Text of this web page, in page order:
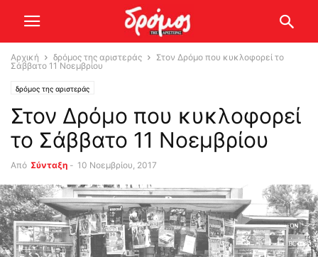
Αρχική δρόμος της αριστεράς
Στον Δρόμο που κυκλοφορεί το
Σάββατο 11 Νοεμβρίου
δρόμος της αριστεράς
Στον Δρόμο που κυκλοφορεί
το Σάββατο 11 Νοεμβρίου
Από Σύνταξη - 10 Νοεμβρίου, 2017